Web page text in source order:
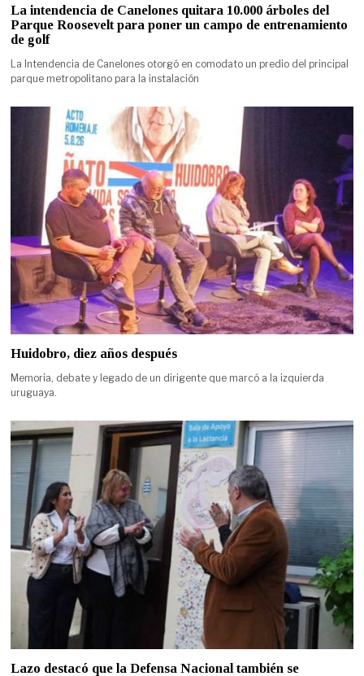
La intendencia de Canelones quitara 10.000 árboles del
Parque Roosevelt para poner un campo de entrenamiento
de golf
La Intendencia de Canelones otorgó en comodato un predio del principal
parque metropolitano para la instalación
Huidobro, diez años después
Memoria, debate y legado de un dirigente que marcó a la izquierda
uruguaya.
Lazo destacó que la Defensa Nacional también se